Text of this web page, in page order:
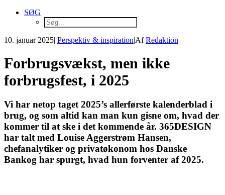
SØG
10. januar 2025| Perspektiv & inspiration|AfRedaktion
Forbrugsvækst, men ikke
forbrugsfest, i 2025
Vi har netop taget 2025’s allerførste kalenderblad i
brug, og som altid kan man kun gisne om, hvad der
kommer til at ske i det kommende år. 365DESIGN
har talt med Louise Aggerstrøm Hansen,
chefanalytiker og privatøkonom hos Danske
Bankog har spurgt, hvad hun forventer af 2025.